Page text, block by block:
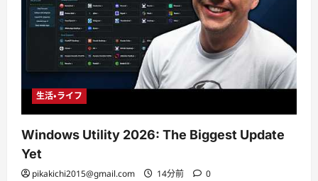
生活・ライフ
Windows Utility 2026: The Biggest Update
Yet
pikakichi2015@gmail.com 14分前 0